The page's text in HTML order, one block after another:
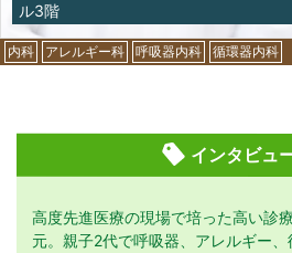
ル3階
内科 アレルギー科 呼吸器内科 循環器内科
インタビュ
高度先進医療の現場で培った高い診
元。親子2代で呼吸器、アレルギー